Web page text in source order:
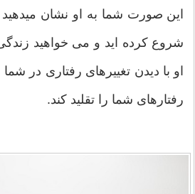
این صورت شما به او نشان میدهید
شروع کرده اید و می خواهید
او با دیدن تغییرهای رفتاری در
رفتارهای شما را تقلید کند.